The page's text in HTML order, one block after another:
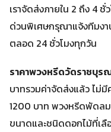
เราจัดส่งภายใน 2 ถึง 4
ด่วนพิเศษกรุณาแจ้งทีมง
ตลอด 24 ชั่วโมงทุกวัน
ราคาพวงหรีดวัดราชบุรณ
บาทรวมค่าจัดส่งแล้ว ไม่
1200 บาท พวงหรีดพัดลม
ขนาดและชนิดดอกไม้ที่เลื